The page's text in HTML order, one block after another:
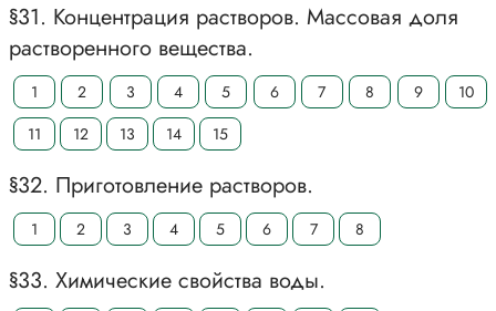
§31. Концентрация растворов. Массовая доля
растворенного вещества.
1 2 3 4 5 6 7 8 9
10
11
12 13 14 15
§32. Приготовление растворов.
1 2 3 4 5 6 7 8
§33. Химические свойства воды.